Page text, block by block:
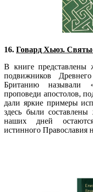
16. Говард Хьюз.
В книге представлены
подвижников
Британию называли
проповеди апостолов,
дали яркие примеры
здесь были
наших дней
истинного Православия